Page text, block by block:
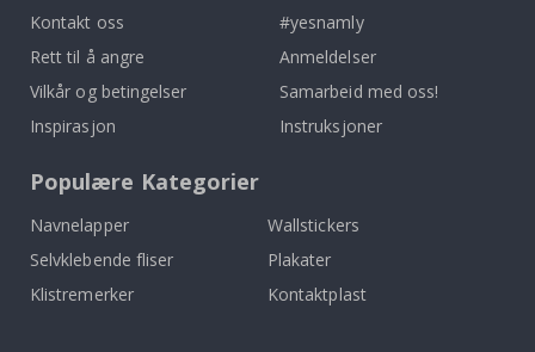
Kontakt oss
Rett til å angre
Vilkår og betingelser
Inspirasjon
#yesnamly
Anmeldelser
Samarbeid med oss!
Instruksjoner
Populære Kategorier
Navnelapper
Wallstickers
Selvklebende fliser
Plakater
Klistremerker
Kontaktplast